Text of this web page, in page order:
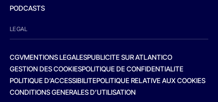
PODCASTS
LEGAL
CGVMENTIONS LEGALESPUBLICITE SUR ATLANTICO
GESTION DES COOKIESPOLITIQUE DE CONFIDENTIALITE
POLITIQUE D’ACCESSIBILITEPOLITIQUE RELATIVE AUX COOKIES
CONDITIONS GENERALES D’UTILISATION